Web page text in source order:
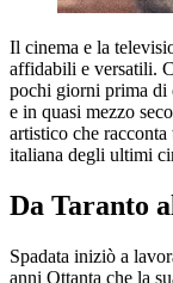
Il cinema e la
affidabili e versatili.
pochi giorni prima di
e in quasi mezzo
artistico che
italiana degli ultimi
Da Taranto
Spadata iniziò a
anni Ottanta che la